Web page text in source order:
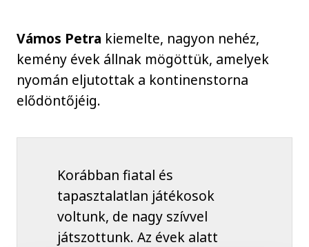
Vámos Petra kiemelte, nagyon nehéz,
kemény évek állnak mögöttük, amelyek
nyomán eljutottak a kontinenstorna
elődöntőjéig.
Korábban fiatal és
tapasztalatlan játékosok
voltunk, de nagy szívvel
játszottunk. Az évek alatt